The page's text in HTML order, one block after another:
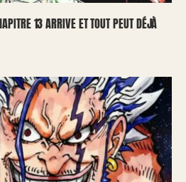
13 ARRIVE ET TOUT PEUT DÉJÀ